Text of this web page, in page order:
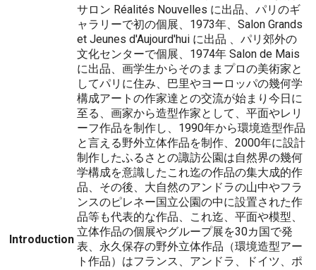
Introduction
サロン Réalités Nouvelles に出品、パリのギ
ャラリーで初の個展、1973年、Salon Grands
et Jeunes d'Aujourd'hui に出品 、パリ郊外の
文化センターで個展、1974年 Salon de Mais
に出品、画学生からそのままプロの美術家と
してパリに住み、巴里やヨーロッパの幾何学
構成アートの作家達との交流が始まり今日に
至る、画家から造型作家として、平面やレリ
ーフ作品を制作し、1990年から環境造型作品
と言える野外立体作品を制作、2000年に設計
制作したふるさとの諏訪公園は自然界の幾何
学構成を意識したこれ迄の作品の集大成的作
品、その後、大自然のアンドラの山中やフラ
ンスのピレネー国立公園の中に設置された作
品等も代表的な作品、これ迄、平面や模型、
立体作品の個展やグループ展を30カ国で発
表、永久保存の野外立体作品（環境造型アー
ト作品）はフランス、アンドラ、ドイツ、ポ